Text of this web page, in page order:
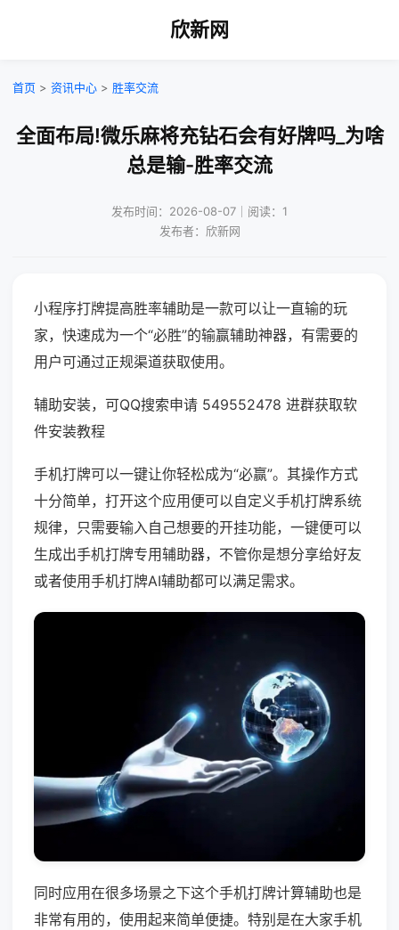
欣新网
首页 > 资讯中心 > 胜率交流
全面布局!微乐麻将充钻石会有好牌吗_为啥
总是输-胜率交流
发布时间：2026-08-07｜阅读：1
发布者：欣新网
小程序打牌提高胜率辅助是一款可以让一直输的玩
家，快速成为一个“必胜”的输赢辅助神器，有需要的
用户可通过正规渠道获取使用。
辅助安装，可QQ搜索申请 549552478 进群获取软
件安装教程
手机打牌可以一键让你轻松成为“必赢”。其操作方式
十分简单，打开这个应用便可以自定义手机打牌系统
规律，只需要输入自己想要的开挂功能，一键便可以
生成出手机打牌专用辅助器，不管你是想分享给好友
或者使用手机打牌AI辅助都可以满足需求。
同时应用在很多场景之下这个手机打牌计算辅助也是
非常有用的，使用起来简单便捷。特别是在大家手机